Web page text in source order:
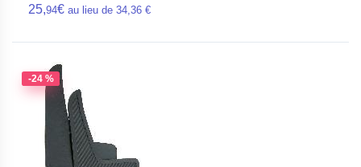
25,94€ au lieu de 34,36 €
-24 %